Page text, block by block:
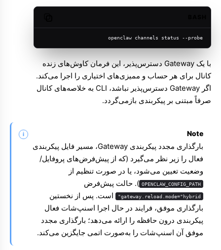
openclaw channels status --probe
با یک Gateway دسترس‌پذیر، این فرمان کاوش‌های زنده
کانال برای هر حساب و ممیزی‌های اختیاری را اجرا می‌کند.
اگر Gateway دسترس‌پذیر نباشد، CLI به خلاصه‌های کانال
صرفاً مبتنی بر پیکربندی بازمی‌گردد.
Note
بارگذاری مجدد پیکربندی Gateway، مسیر فایل پیکربندی
فعال را زیر نظر می‌گیرد (که از پیش‌فرض‌های پروفایل/
وضعیت تعیین می‌شود، یا در صورت تنظیم از
OPENCLAW_CONFIG_PATH ). حالت پیش‌فرض
gateway.reload.mode="hybrid"
است. پس از نخستین
بارگذاری موفق، فرایند در حال اجرا اسنپ‌شات فعال
پیکربندی درون حافظه را ارائه می‌دهد؛ بارگذاری مجدد
موفق آن اسنپ‌شات را به‌صورت اتمی جایگزین می‌کند.